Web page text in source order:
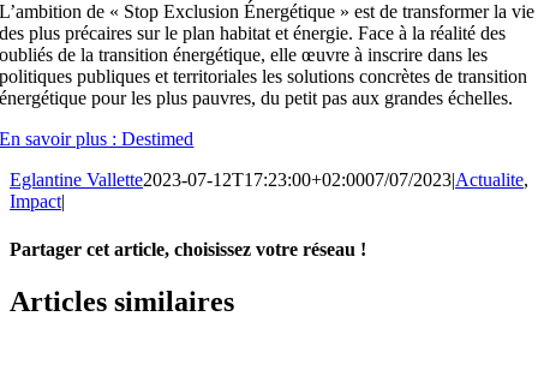
L’ambition de « Stop Exclusion Énergétique » est de transformer la vie
des plus précaires sur le plan habitat et énergie. Face à la réalité des
oubliés de la transition énergétique, elle œuvre à inscrire dans les
politiques publiques et territoriales les solutions concrètes de transition
énergétique pour les plus pauvres, du petit pas aux grandes échelles.
En savoir plus : Destimed
Eglantine Vallette2023-07-12T17:23:00+02:0007/07/2023|Actualite,
Impact|
Partager cet article, choisissez votre réseau !
Facebook
X
LinkedIn
Email
Articles similaires